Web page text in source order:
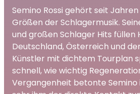
Semino Rossi gehört seit
Größen der Schlagermusik.
und großen Schlager Hits füllen
Deutschland, Österreich und
Künstler mit dichtem Tourplan
schnell, wie wichtig
Vergangenheit betonte Semino